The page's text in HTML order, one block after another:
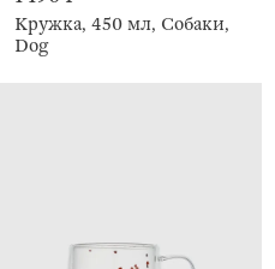
Кружка, 450 мл, Собаки,
Dog